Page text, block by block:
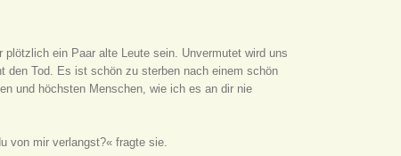
ein Paar alte Leute sein. Unvermutet wird uns
den Tod. Es ist schön zu sterben nach einem schön
und höchsten Menschen, wie ich es an dir nie
von mir verlangst?« fragte sie.